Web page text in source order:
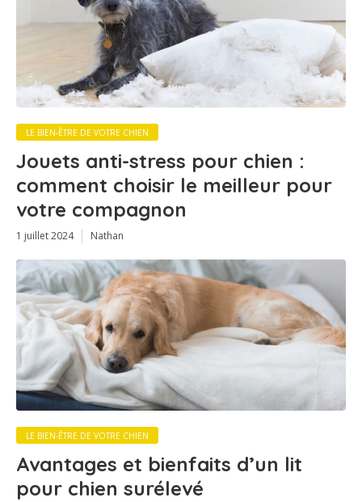
LE BIEN-ÊTRE DE VOTRE CHIEN
Jouets anti-stress pour chien :
comment choisir le meilleur pour
votre compagnon
1 juillet 2024 Nathan
LE BIEN-ÊTRE DE VOTRE CHIEN
Avantages et bienfaits d’un lit
pour chien surélevé